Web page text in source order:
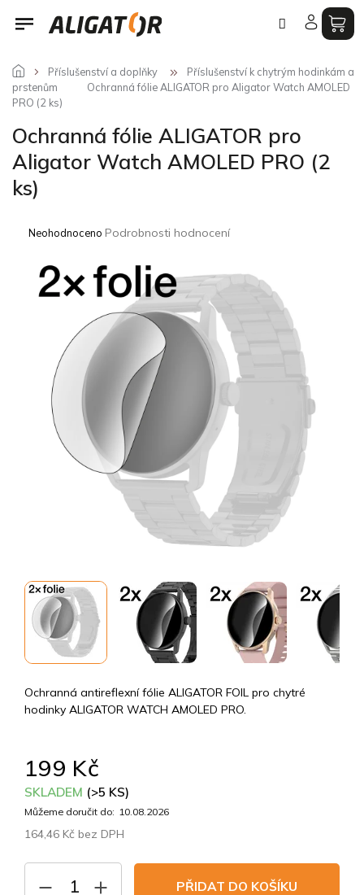
Přejít
Příslušenství a doplňky
Příslušenství k chytrým hodinkám a
prstenům
Ochranná fólie ALIGATOR pro Aligator Watch AMOLED
PRO (2 ks)
Ochranná fólie ALIGATOR pro
Aligator Watch AMOLED PRO (2
ks)
Průměrné
produktu
0,0
hvězdiček.
Neohodnoceno Podrobnosti hodnocení
199 Kč
SKLADEM (>5 KS)
Můžeme doručit do: 10.08.2026
164,46 Kč bez DPH
PŘIDAT DO KOŠÍKU
Ochranná antireflexní fólie ALIGATOR FOIL pro chytré
hodinky ALIGATOR WATCH AMOLED PRO.